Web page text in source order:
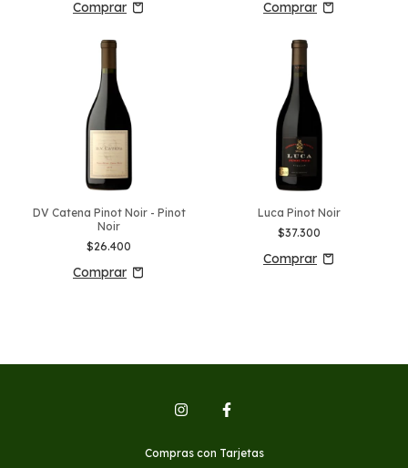
DV Catena Pinot Noir - Pinot
Noir
$26.400
Luca Pinot Noir
$37.300
Compras con Tarjetas